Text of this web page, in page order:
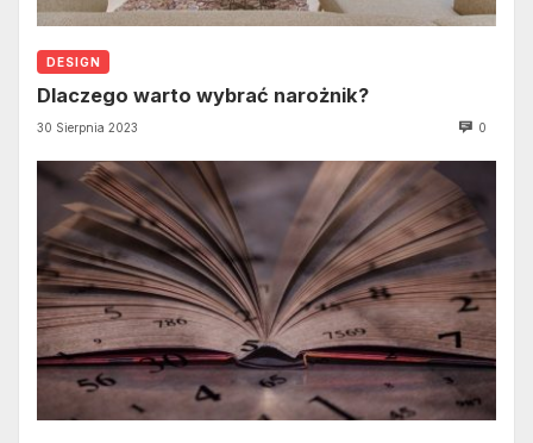
DESIGN
Dlaczego warto wybrać narożnik?
30 Sierpnia 2023 0